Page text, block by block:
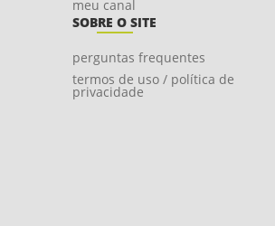
meu canal
SOBRE O SITE
perguntas frequentes
termos de uso / política de
privacidade